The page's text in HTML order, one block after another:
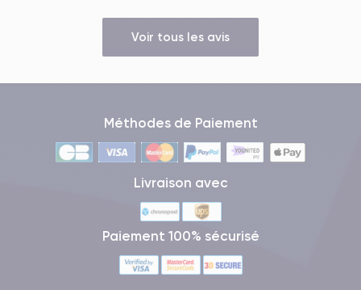
Voir tous les avis
Méthodes de Paiement
Livraison avec
Paiement 100% sécurisé